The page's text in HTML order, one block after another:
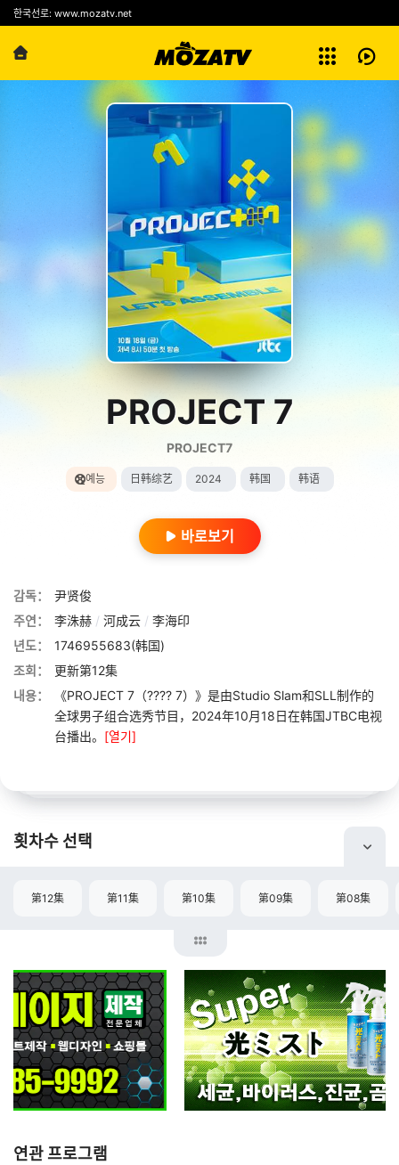
한국선로: www.mozatv.net
전체보기
PROJECT 7
PROJECT7
예능 日韩综艺 2024 韩国 韩语
바로보기
감독：
尹贤俊
주연：
李洙赫 / 河成云 / 李海印
년도：
1746955683(韩国)
조회：
更新第12集
내용：
《PROJECT 7（???? 7）》是由Studio Slam和SLL制作的
全球男子组合选秀节目，2024年10月18日在韩国JTBC电视
台播出。 [열기]
횟차수 선택
第12集 第11集 第10集 第09集 第08集
연관 프로그램